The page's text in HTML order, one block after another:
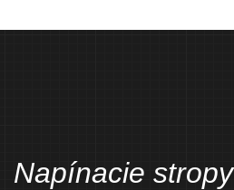
Napínacie stropy